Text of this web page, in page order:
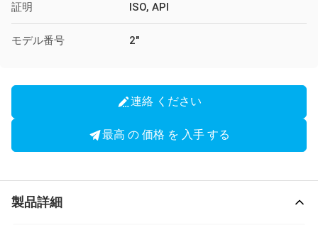
証明 ISO, API
モデル番号 2"
連絡 ください
最高 の 価格 を 入手 する
製品詳細